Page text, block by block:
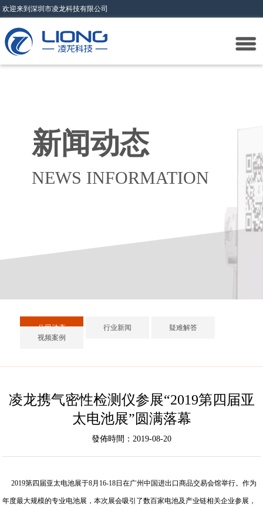
欢迎来到深圳市凌龙科技有限公司
新闻动态
NEWS INFORMATION
公司动态 行业新闻
疑难解答
视频案例
凌龙携气密性检测仪参展“2019第四届亚
太电池展”圆满落幕
發佈時間：2019-08-20
2019第四届亚太电池展于8月16-18日在广州中国进出口商品交易会馆举行。作为
年度最大规模的专业电池展，本次展会吸引了数百家电池及产业链相关企业参展，